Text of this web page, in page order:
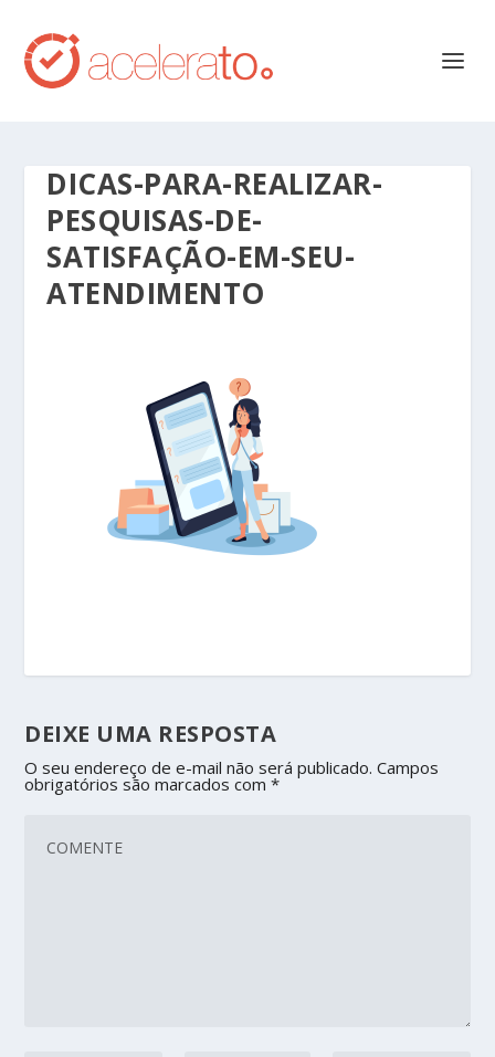
DICAS-PARA-REALIZAR-
PESQUISAS-DE-
SATISFAÇÃO-EM-SEU-
ATENDIMENTO
DEIXE UMA RESPOSTA
O seu endereço de e-mail não será publicado. Campos
obrigatórios são marcados com*